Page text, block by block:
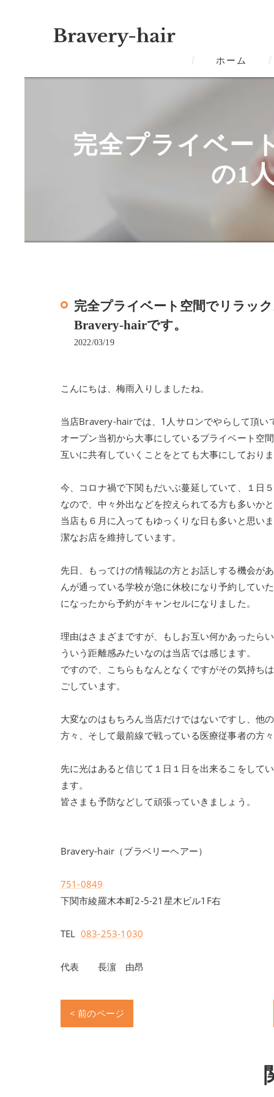
ホーム
完全プライベー
の1
完全プライベート空間でリラッ
Bravery-hairです。
2022/03/19
こんにちは、梅雨入りしましたね。
当店Bravery-hairでは、1人サロンでやらして頂い
オープン当初から大事にしているプライベート空
互いに共有していくことをとても大事にしておりま
今、コロナ禍で下関もだいぶ蔓延していて、１日
なので、中々外出などを控えられてる方も多いかと
当店も６月に入ってもゆっくりな日も多いと思い
潔なお店を維持しています。
先日、もってけの情報誌の方とお話しする機会が
んが通っている学校が急に休校になり予約してい
になったから予約がキャンセルになりました。
理由はさまざまですが、もしお互い何かあったら
ういう距離感みたいなのは当店では感じます。
ですので、こちらもなんとなくですがその気持ち
ごしています。
大変なのはもちろん当店だけではないですし、他
方々、そして最前線で戦っている医療従事者の方々
先に光はあると信じて１日１日を出来るこをして
ます。
皆さまも予防などして頑張っていきましょう。
Bravery-hair（ブラベリーヘアー）
751-0849
下関市綾羅木本町2-5-21星木ビル1F右
TEL 083-253-1030
代表 長濵 由昂
< 前のページ